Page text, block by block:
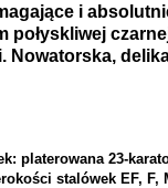
i
połyskliwej
Nowatorska,
platerowana 23-
stalówek EF, F,